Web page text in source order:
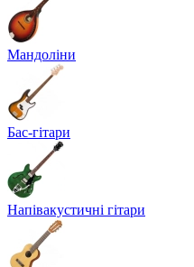
Мандоліни
Бас-гітари
Напівакустичні гітари